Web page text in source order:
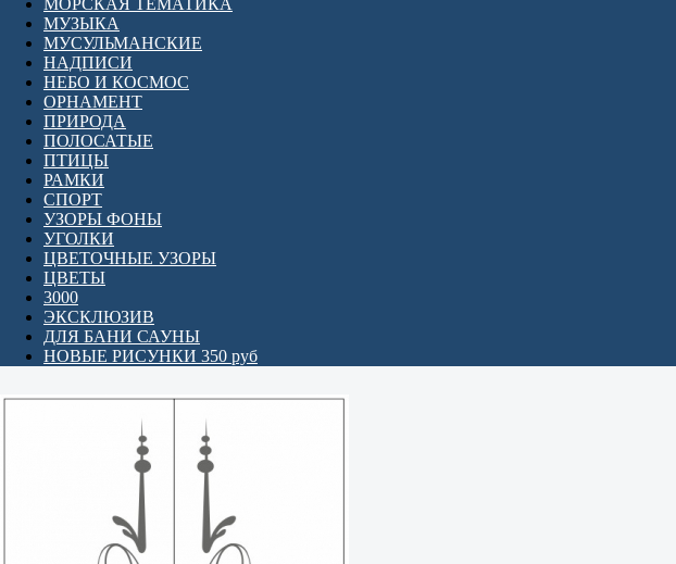
МОРСКАЯ ТЕМАТИКА
МУЗЫКА
МУСУЛЬМАНСКИЕ
НАДПИСИ
НЕБО И КОСМОС
ОРНАМЕНТ
ПРИРОДА
ПОЛОСАТЫЕ
ПТИЦЫ
РАМКИ
СПОРТ
УЗОРЫ ФОНЫ
УГОЛКИ
ЦВЕТОЧНЫЕ УЗОРЫ
ЦВЕТЫ
3000
ЭКСКЛЮЗИВ
ДЛЯ БАНИ САУНЫ
НОВЫЕ РИСУНКИ 350 руб